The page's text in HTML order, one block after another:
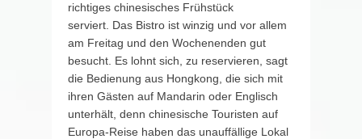
richtiges chinesisches Frühstück
serviert. Das Bistro ist winzig und vor allem
am Freitag und den Wochenenden gut
besucht. Es lohnt sich, zu reservieren, sagt
die Bedienung aus Hongkong, die sich mit
ihren Gästen auf Mandarin oder Englisch
unterhält, denn chinesische Touristen auf
Europa-Reise haben das unauffällige Lokal